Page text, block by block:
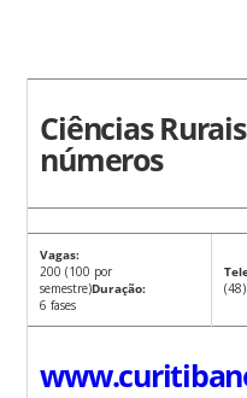
Ciências
números
Vagas:
200 (100 por
semestre)Duração:
6 fases